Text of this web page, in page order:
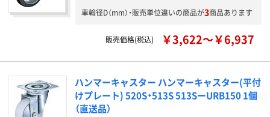
車輪径D（mm）・販売単位違いの商品が3商品あります
販売価格(税込) ￥3,622～￥6,937
ハンマーキャスター ハンマーキャスター(平付
けプレート) 520S・513S 513SーURB150 1個
（直送品）